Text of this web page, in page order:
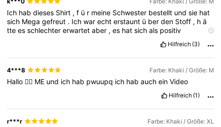
Ich habdieses Shirt ,f ü r meine Schwester bestellt undsie hat
sich Megagefreut . Ichwarechterstaunt ü berden Stoff , hä
tteesschlechtererwartetaber ,es hatsichals positiv
Hilfreich (3)
4***8 Farbe: Khaki / Größe: M
Hallo 🙋‍♀️ ME und ich hab pwuupq ich habaucheinVideo
Hilfreich (1)
r***r Farbe: Khaki / Größe: XL